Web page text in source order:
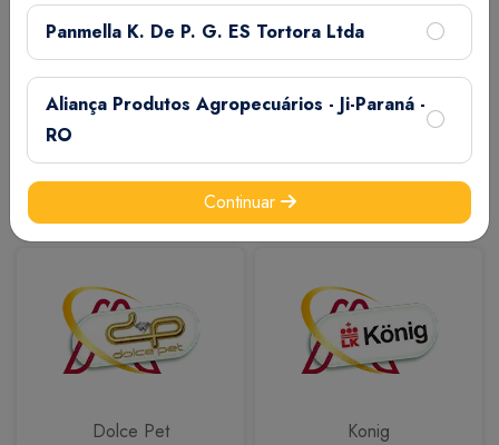
Dolce Pet Konig
Panmella K. De P. G. ES Tortora Ltda
Aliança Produtos Agropecuários - Ji-Paraná -
RO
Continuar